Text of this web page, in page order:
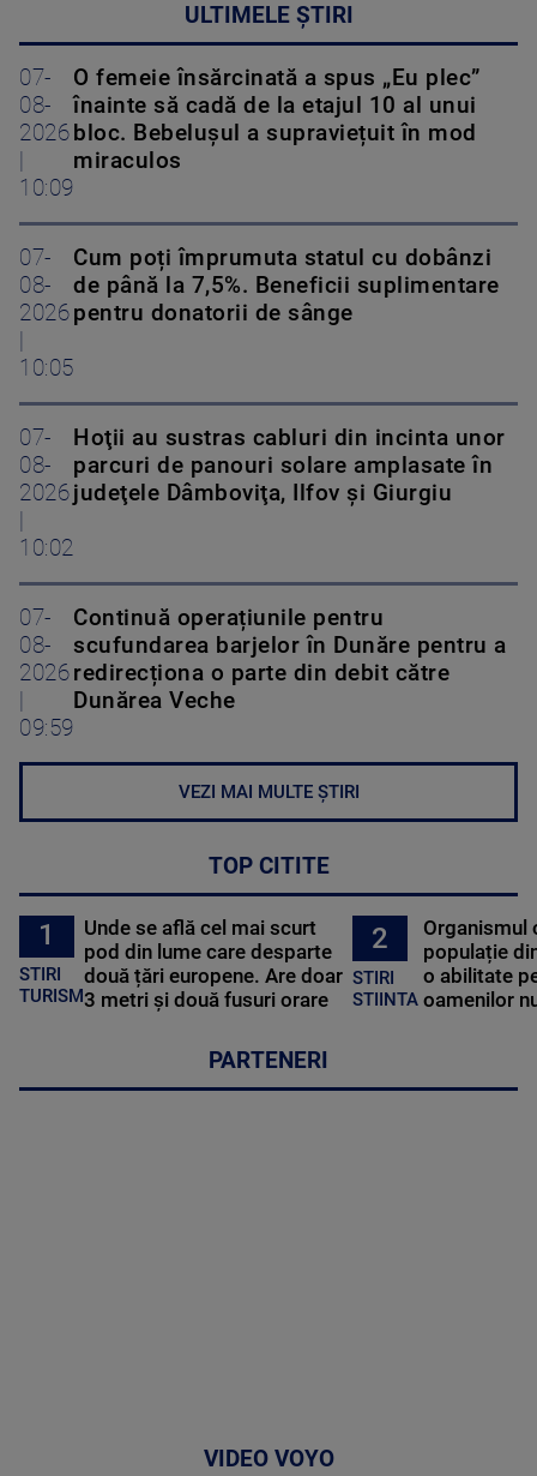
ULTIMELE ȘTIRI
07-
08-
2026
10:09
O femeie însărcinată a spus „Eu plec”
înainte să cadă de la etajul 10 al unui
bloc. Bebelușul a supraviețuit în mod
miraculos
07-
08-
2026
10:05
Cum poți împrumuta statul cu dobânzi
de până la 7,5%. Beneficii suplimentare
pentru donatorii de sânge
07-
08-
2026
10:02
Hoţii au sustras cabluri din incinta unor
parcuri de panouri solare amplasate în
judeţele Dâmboviţa, Ilfov şi Giurgiu
07-
08-
2026
09:59
Continuă operațiunile pentru
scufundarea barjelor în Dunăre pentru a
redirecționa o parte din debit către
Dunărea Veche
VEZI MAI MULTE ȘTIRI
TOP CITITE
1
STIRI
TURISM
Unde se află cel mai scurt
pod din lume care desparte
două țări europene. Are doar
3 metri și două fusuri orare
2
STIRI
STIINTA
Organismul
populație
o abilitate
oamenilor
PARTENERI
VIDEO VOYO